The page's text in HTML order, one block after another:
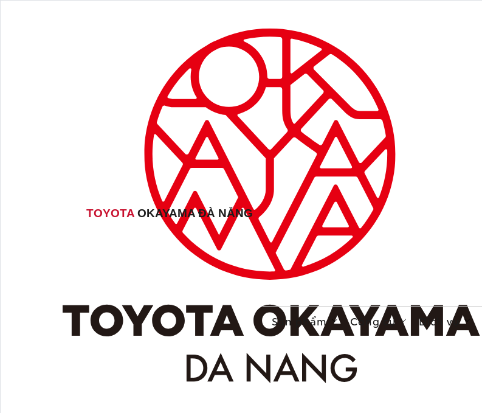
TOYOTA OKAYAMA ĐÀ NẴNG
Sản phẩm Công cụ Dịch vụ